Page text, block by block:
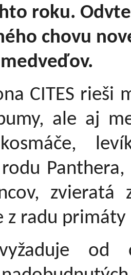
roku.
chovu
CITES rieši
ale aj
zvieratá
z radu
od